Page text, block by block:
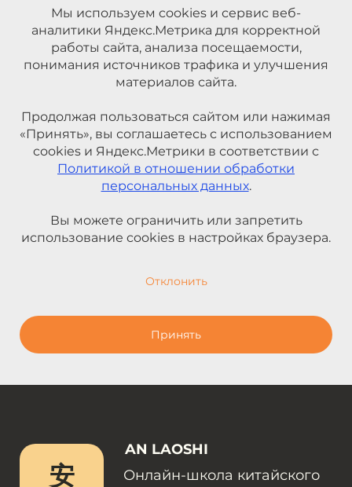
Мы используем cookies и сервис веб-
аналитики Яндекс.Метрика для корректной
работы сайта, анализа посещаемости,
понимания источников трафика и улучшения
материалов сайта.
Продолжая пользоваться сайтом или нажимая
«Принять», вы соглашаетесь с использованием
cookies и Яндекс.Метрики в соответствии с
Политикой в отношении обработки
персональных данных.
Вы можете ограничить или запретить
использование cookies в настройках браузера.
Отклонить
Принять
安
AN LAOSHI
Онлайн-школа китайского